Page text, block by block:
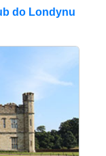
do Londynu